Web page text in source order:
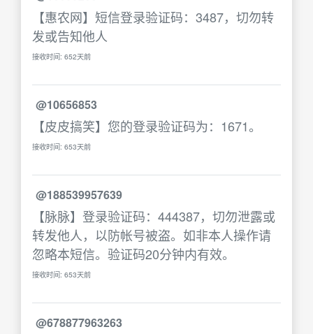
【惠农网】短信登录验证码：3487，切勿转
发或告知他人
接收时间: 652天前
@10656853
【皮皮搞笑】您的登录验证码为：1671。
接收时间: 653天前
@188539957639
【脉脉】登录验证码：444387，切勿泄露或
转发他人，以防帐号被盗。如非本人操作请
忽略本短信。验证码20分钟内有效。
接收时间: 653天前
@678877963263